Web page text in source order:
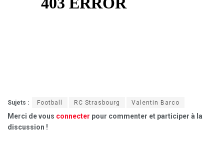
Sujets : Football RC Strasbourg Valentin Barco
Merci de vous connecter pour commenter et participer à la
discussion !